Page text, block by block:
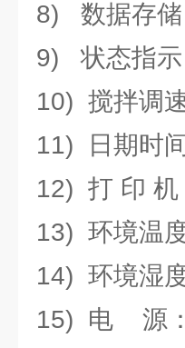
8) 数据存储
9) 状态指示
10) 搅拌调
11) 日期时
12) 打 印 机
13) 环境温
14) 环境湿
15) 电 源：